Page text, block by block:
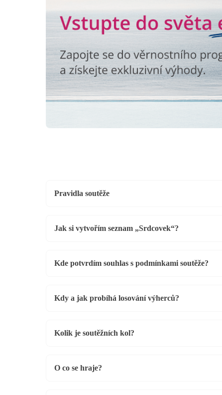
Pravidla soutěže
Jak si vytvořím seznam „Srdcovek“?
Kde potvrdím souhlas s podmínkami soutěže?
Kdy a jak probíhá losování výherců?
Kolik je soutěžních kol?
O co se hraje?